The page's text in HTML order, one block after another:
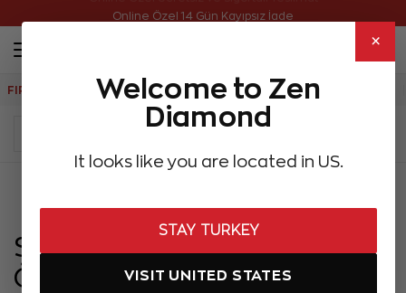
×
Welcome to Zen
Diamond
It looks like you are located in US.
STAY TURKEY
VISIT UNITED STATES
Online Özel Ücretsiz ve Sigortalı Teslimat
FIRSATLAR Aynı Gün Kargo Çok Satanlar Hediye Önerileri
Sevgililer Günü Kadınlara
Özel Hediye Fikirleri